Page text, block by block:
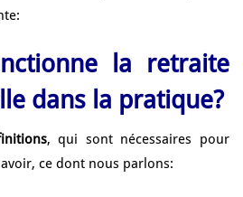
la retraite
dans la pratique?
, qui sont nécessaires pour
ce dont nous parlons: